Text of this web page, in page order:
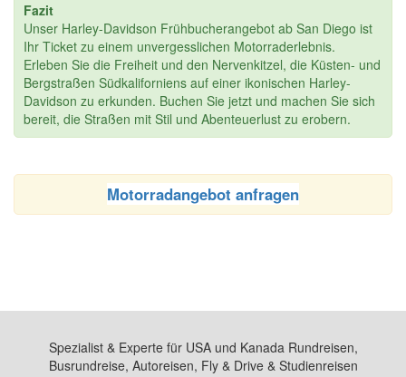
Fazit
Unser Harley-Davidson Frühbucherangebot ab San Diego ist
Ihr Ticket zu einem unvergesslichen Motorraderlebnis.
Erleben Sie die Freiheit und den Nervenkitzel, die Küsten- und
Bergstraßen Südkaliforniens auf einer ikonischen Harley-
Davidson zu erkunden. Buchen Sie jetzt und machen Sie sich
bereit, die Straßen mit Stil und Abenteuerlust zu erobern.
Motorradangebot anfragen
Spezialist & Experte für USA und Kanada Rundreisen,
Busrundreise, Autoreisen, Fly & Drive & Studienreisen